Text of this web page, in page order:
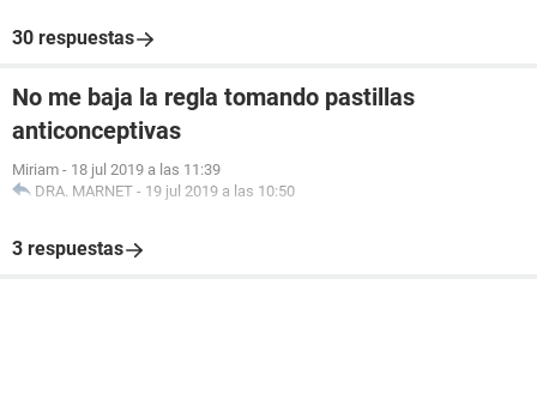
30 respuestas
No me baja la regla tomando pastillas
anticonceptivas
Miriam - 18 jul 2019 a las 11:39
DRA. MARNET - 19 jul 2019 a las 10:50
3 respuestas